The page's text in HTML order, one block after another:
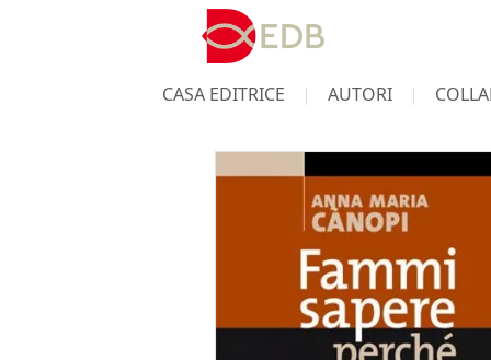
CASA EDITRICE AUTORI